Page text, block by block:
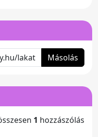
Másolás
1 hozzászólás